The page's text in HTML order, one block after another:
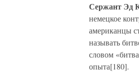
Сержант Эд
немецкое
американцы
называть
словом
опыта[180].